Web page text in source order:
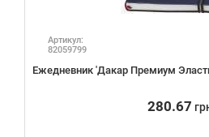
Артикул:
82059799
Ежедневник 'Дакар Премиум
280.67